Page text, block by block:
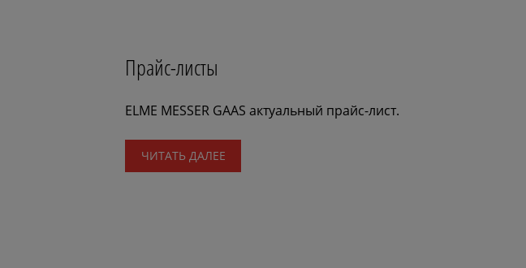
Прайс-листы
ELME MESSER GAAS актуальный прайс-лист.
ЧИТАТЬ ДАЛЕЕ